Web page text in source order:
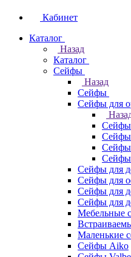
Кабинет
Каталог
Назад
Каталог
Cейфы
Назад
Cейфы
Cейфы для
Сейфы
Сейфы
Сейфы
Cейфы для
Cейфы для
Сейфы для
Сейфы для
Мебельные
Маленькие
Сейфы Aiko